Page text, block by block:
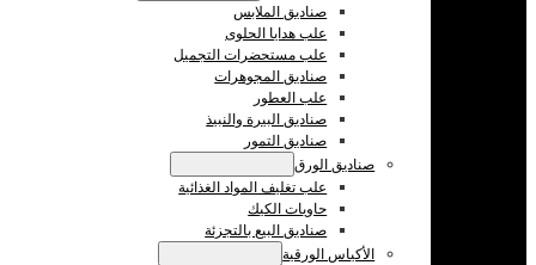
صناديق الملابس
علب هدايا الحلوى
علب مستحضرات التجميل
صناديق المجوهرات
علب العطور
صناديق البيرة والنبيذ
صناديق التمور
صناديق الورق
علب تغليف المواد الغذائية
حاويات الكيك
صناديق البيع بالتجزئة
الأكياس الورقية